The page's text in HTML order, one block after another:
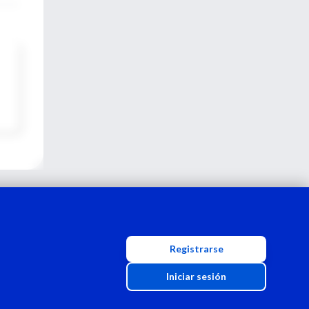
Registrarse
Iniciar sesión